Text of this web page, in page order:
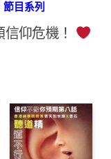
目系列
仰危機！